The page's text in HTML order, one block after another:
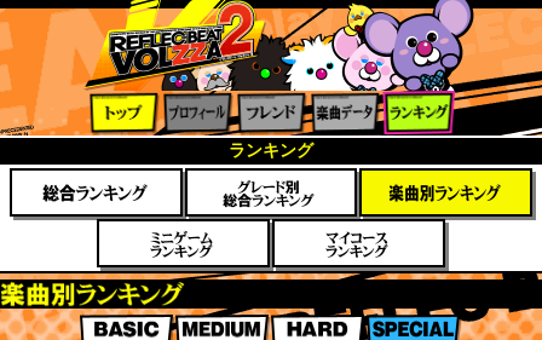
ィール
フレン
ド
楽曲デ
ータ
ング
ランキング
楽曲別スコアランキング